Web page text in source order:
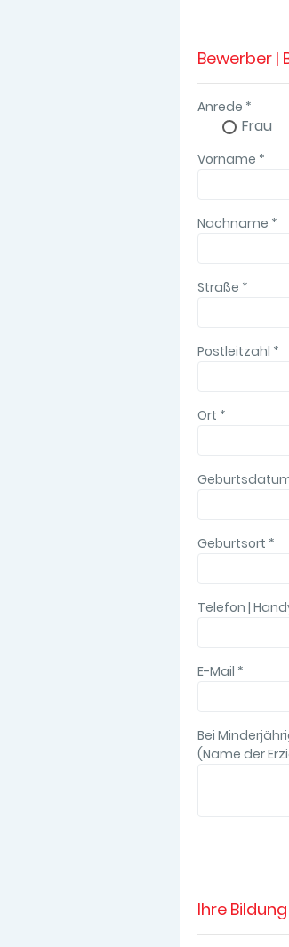
Bewerber |
Anrede *
Frau
Vorname *
Nachname *
Straße *
Postleitzahl *
Ort *
Geburtsort *
Telefon |
E-Mail *
Bei
(Name der
Ihre Bildung